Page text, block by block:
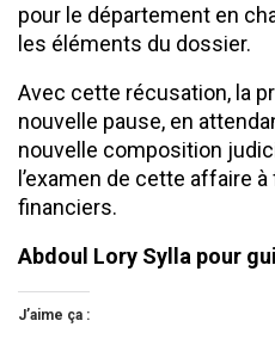
pour le département en
les éléments du dossier.
Avec cette récusation, la
nouvelle pause, en
nouvelle composition
l’examen de cette affaire
financiers.
Abdoul Lory Sylla pour
J’aime ça :